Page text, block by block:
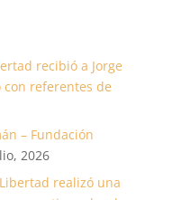
recibió a Jorge
referentes de
– Fundación
2026
realizó una